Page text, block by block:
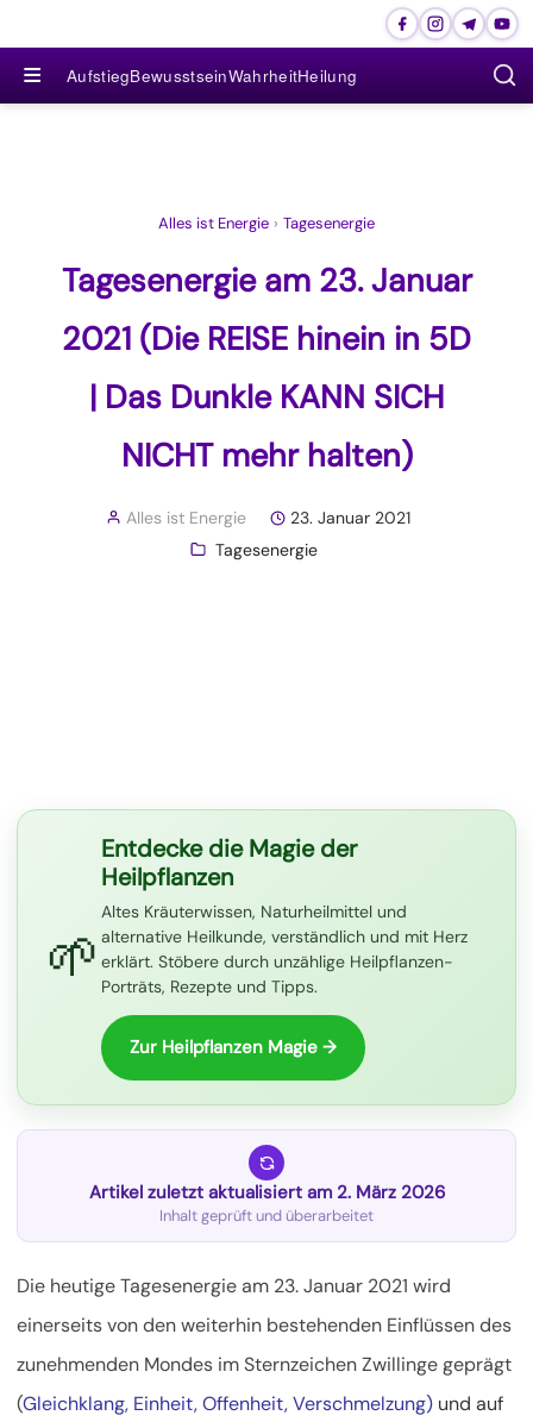
≡ AufstiegBewusstseinWahrheitHeilung
Alles ist Energie › Tagesenergie
Tagesenergie am 23. Januar
2021 (Die REISE hinein in 5D
| Das Dunkle KANN SICH
NICHT mehr halten)
Alles ist Energie
23. Januar 2021
Tagesenergie
🌱
Entdecke die Magie der
Heilpflanzen
Altes Kräuterwissen, Naturheilmittel und
alternative Heilkunde, verständlich und mit Herz
erklärt. Stöbere durch unzählige Heilpflanzen-
Porträts, Rezepte und Tipps.
Zur Heilpflanzen Magie →
Artikel zuletzt aktualisiert am 2. März 2026
Inhalt geprüft und überarbeitet
Die heutige Tagesenergie am 23. Januar 2021 wird
einerseits von den weiterhin bestehenden Einflüssen des
zunehmenden Mondes im Sternzeichen Zwillinge geprägt
(Gleichklang, Einheit, Offenheit, Verschmelzung) und auf